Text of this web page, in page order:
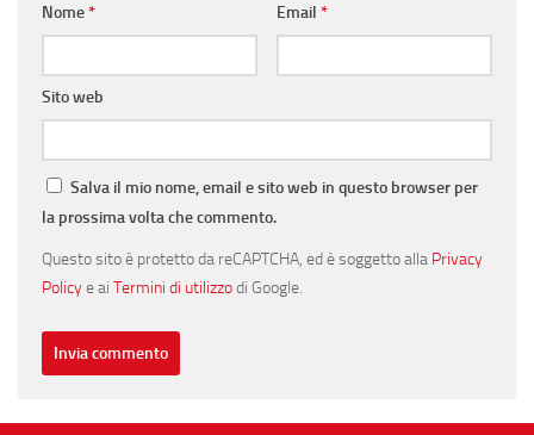
Nome* Email *
Sito web
Salva il mio nome, email e sito web in questo browser per
la prossima volta che commento.
Questo sito è protetto da reCAPTCHA, ed è soggetto alla Privacy
Policye ai Termini di utilizzodi Google.